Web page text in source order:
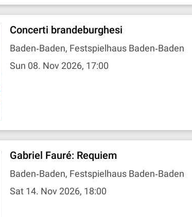
Concerti brandeburghesi
Baden‐Baden, Festspielhaus Baden‐Baden
Sun 08. Nov 2026, 17:00
Gabriel Fauré: Requiem
Baden‐Baden, Festspielhaus Baden‐Baden
Sat 14. Nov 2026, 18:00